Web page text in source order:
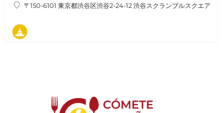
〒150-6101 東京都渋谷区渋谷2-24-12 渋谷スクランブルスクエア シ